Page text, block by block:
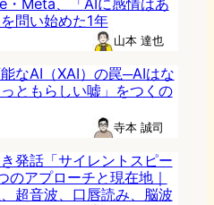
・Meta、「AIに感情はあ
問い始めた1年
山本 達也
なAI（XAI）の罠─AIはな
ともらしい嘘」をつくの
寺本 誠司
発話「サイレントスピー
のアプローチと現在地｜
超音波、口唇読み、脳波